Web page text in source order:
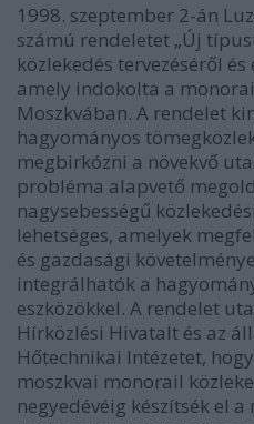
1998. szeptember 2-án
számú rendeletet „Új
közlekedés tervezéséről
amely indokolta a
Moszkvában. A rendelet
hagyományos
megbirkózni a növekvő
probléma alapvető
nagysebességű
lehetséges, amelyek
és gazdasági
integrálhatók a
eszközökkel. A rendelet
Hírközlési Hivatalt és az
Hőtechnikai Intézetet,
moszkvai monorail
negyedévéig készítsék el